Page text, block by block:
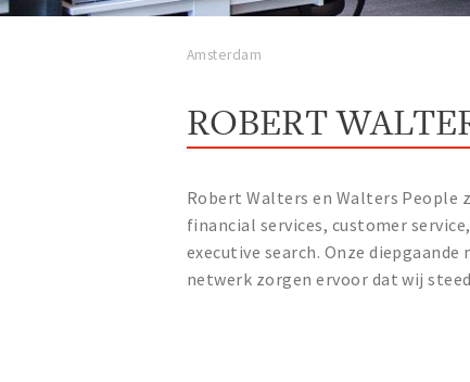
Amsterdam
ROBERT
Robert Walters en Walters People
financial services, customer
executive search. Onze
netwerk zorgen ervoor dat wij